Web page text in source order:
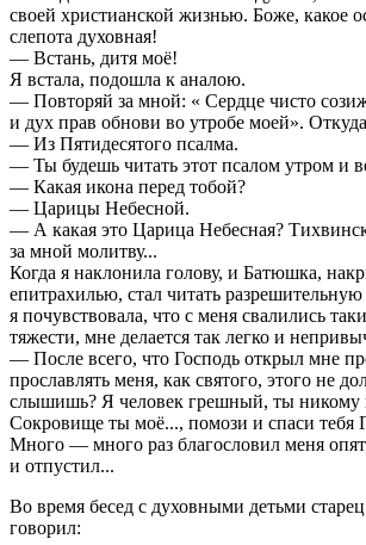
своей христианской жизнью. Боже, какое
слепота духовная!
— Встань, дитя моё!
Я встала, подошла к аналою.
— Повторяй за мной: « Сердце чисто
и дух прав обнови во утробе моей».
— Из Пятидесятого псалма.
— Ты будешь читать этот псалом утром и
— Какая икона перед тобой?
— Царицы Небесной.
— А какая это Царица Небесная?
за мной молитву...
Когда я наклонила голову, и Батюшка,
епитрахилью, стал читать разрешительную
я почувствовала, что с меня свалились
тяжести, мне делается так легко и
— После всего, что Господь открыл мне
прославлять меня, как святого, этого не
слышишь? Я человек грешный, ты никому
Сокровище ты моё..., помози и спаси тебя
Много — много раз благословил меня
и отпустил...
Во время бесед с духовными детьми
говорил: